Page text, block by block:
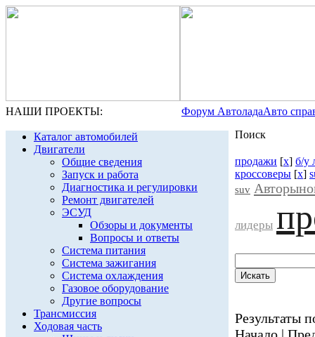
НАШИ ПРОЕКТЫ: Форум АвтоладаАвто
Каталог автомобилей
Двигатели
Общие сведения
Запуск и работа
Диагностика и регулировки
Ремонт двигателей
ЭСУД
Обзоры и документы
Вопросы и ответы
Система питания
Система зажигания
Система охлаждения
Газовое оборудование
Другие вопросы
Трансмиссия
Ходовая часть
Поиск
продажи [x] б/у
кроссоверы [x]
suv
лидеры
Результаты